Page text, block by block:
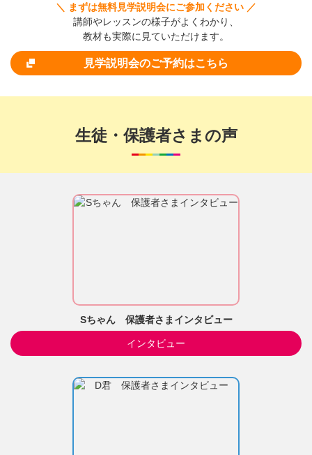
＼ まずは無料見学説明会にご参加ください ／
講師やレッスンの様子がよくわかり、
教材も実際に見ていただけます。
見学説明会のご予約はこちら
生徒・保護者さまの声
Sちゃん 保護者さまインタビュー
インタビュー